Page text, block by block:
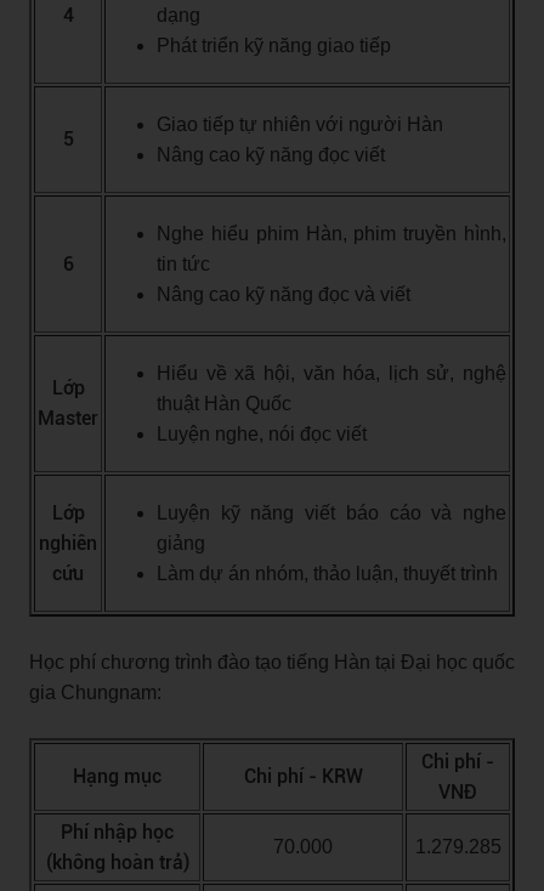
4
dạng
Phát triển kỹ năng giao tiếp
5
Giao tiếp tự nhiên với người Hàn
Nâng cao kỹ năng đọc viết
6
Nghe hiểu phim Hàn, phim truyền hình,
tin tức
Nâng cao kỹ năng đọc và viết
Lớp
Master
Hiểu về xã hội, văn hóa, lịch sử, nghệ
thuật Hàn Quốc
Luyện nghe, nói đọc viết
Lớp
nghiên
cứu
Luyện kỹ năng viết báo cáo và nghe
giảng
Làm dự án nhóm, thảo luận, thuyết trình
Học phí chương trình đào tạo tiếng Hàn tại Đại học quốc
gia Chungnam:
Hạng mục Chi phí - KRW
Chi phí -
VNĐ
Phí nhập học
(không hoàn trả)
70.000 1.279.285